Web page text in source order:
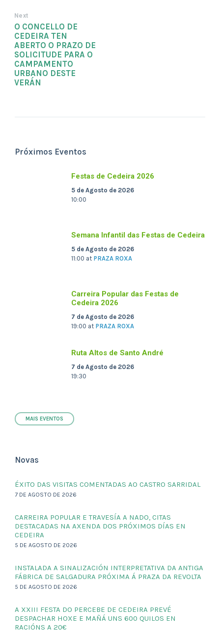
Next
O CONCELLO DE
CEDEIRA TEN
ABERTO O PRAZO DE
SOLICITUDE PARA O
CAMPAMENTO
URBANO DESTE
VERÁN
Próximos Eventos
Festas de Cedeira 2026
5 de Agosto de 2026
10:00
Semana Infantil das Festas de Cedeira
5 de Agosto de 2026
11:00 at PRAZA ROXA
Carreira Popular das Festas de
Cedeira 2026
7 de Agosto de 2026
19:00 at PRAZA ROXA
Ruta Altos de Santo André
7 de Agosto de 2026
19:30
MAIS EVENTOS
Novas
ÉXITO DAS VISITAS COMENTADAS AO CASTRO SARRIDAL
7 DE AGOSTO DE 2026
CARREIRA POPULAR E TRAVESÍA A NADO, CITAS
DESTACADAS NA AXENDA DOS PRÓXIMOS DÍAS EN
CEDEIRA
5 DE AGOSTO DE 2026
INSTALADA A SINALIZACIÓN INTERPRETATIVA DA ANTIGA
FÁBRICA DE SALGADURA PRÓXIMA Á PRAZA DA REVOLTA
5 DE AGOSTO DE 2026
A XXIII FESTA DO PERCEBE DE CEDEIRA PREVÉ
DESPACHAR HOXE E MAÑÁ UNS 600 QUILOS EN
RACIÓNS A 20€